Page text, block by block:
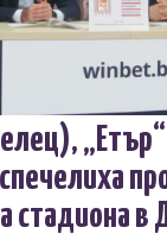
стадиона в